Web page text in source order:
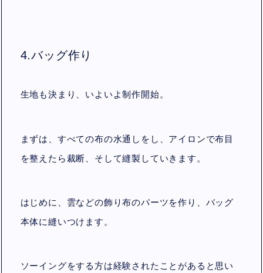
4.バッグ作り
生地も決まり、いよいよ制作開始。
まずは、すべての布の水通しをし、アイロンで布目
を整えたら裁断、そして縫製していきます。
はじめに、雲などの飾り布のパーツを作り、バッグ
本体に縫いつけます。
ソーイングをする方は経験されたことがあると思い